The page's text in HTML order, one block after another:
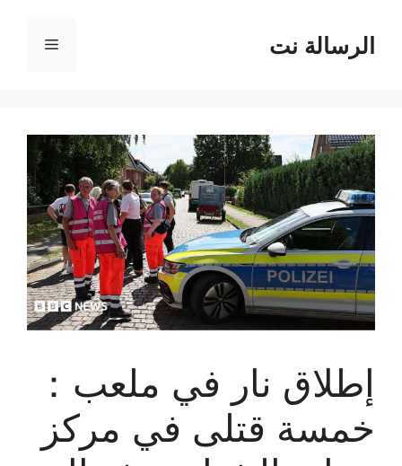
المحتوىالرسالة نت القائمة
إطلاق نار في ملعب：
خمسة قتلى في مركز